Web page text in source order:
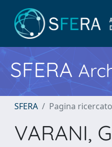
SFERA
SFERA Pagina
VARANI,